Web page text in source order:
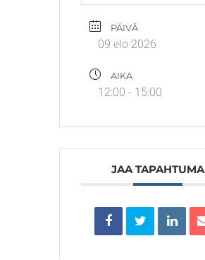
PÄIVÄ
09 elo 2026
AIKA
12:00 - 15:00
JAA TAPAHTUMA